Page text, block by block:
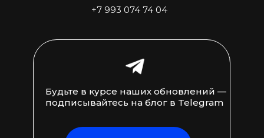
+7 993 074 74 04
Будьте в курсе наших обновлений —
подписывайтесь на блог в Telegram